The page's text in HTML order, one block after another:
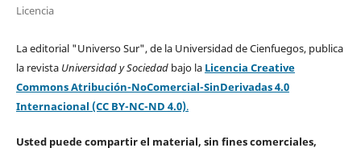
Licencia
La editorial "Universo Sur", de la Universidad de Cienfuegos, publica
la revista Universidad y Sociedad bajo la Licencia Creative
Commons Atribución-NoComercial-SinDerivadas 4.0
Internacional (CC BY-NC-ND 4.0).
Usted puede compartir el material, sin fines comerciales,